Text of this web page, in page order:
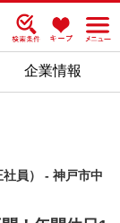
企業情報
員） - 神戸市中